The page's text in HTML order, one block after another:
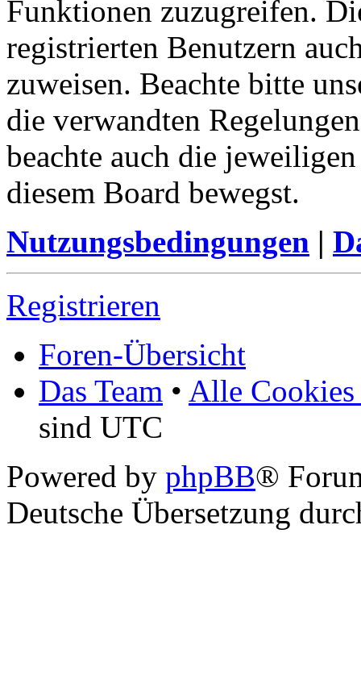
Funktionen zuzugreifen.
registrierten Benutzern
zuweisen. Beachte bitte
die verwandten
beachte auch die
diesem Board bewegst.
Nutzungsbedingungen |
Registrieren
Foren-Übersicht
Das Team • Alle Cookies
sind UTC
Powered by phpBB®
Deutsche Übersetzung